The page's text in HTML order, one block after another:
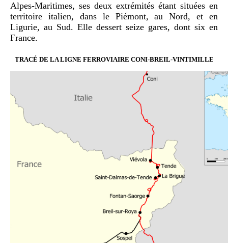
Alpes-Maritimes, ses deux extrémités étant situées en
territoire italien, dans le Piémont, au Nord, et en
Ligurie, au Sud. Elle dessert seize gares, dont six en
France.
TRACÉ DE LA LIGNE FERROVIAIRE CONI-BREIL-VINTIMILLE